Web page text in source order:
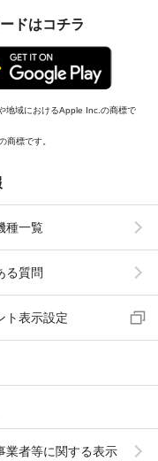
ドはコチラ
地域におけるApple Inc.の商標で
標です。
種一覧
る質問
ト表示設定
業者等に関する表示